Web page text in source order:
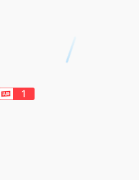
1